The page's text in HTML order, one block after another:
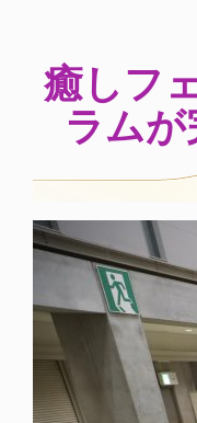
癒しフ
ラム